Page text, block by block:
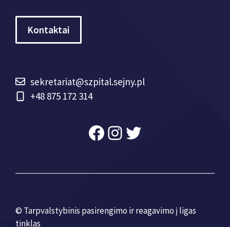
Kontaktai
sekretariat@szpital.sejny.pl
+48 875 172 314
Facebook
Instagram
Twitter
© Tarpvalstybinis pasirengimo ir reagavimo į ligas
tinklas